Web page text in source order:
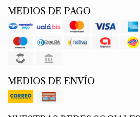
MEDIOS DE PAGO
MEDIOS DE ENVÍO